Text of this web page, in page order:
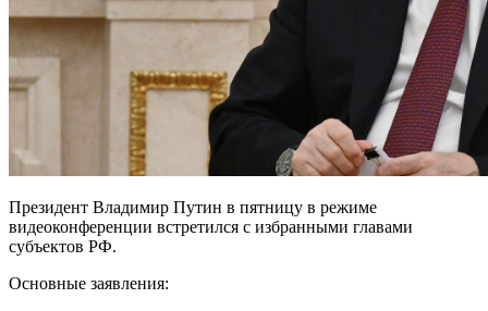
Президент Владимир Путин в пятницу в режиме
видеоконференции встретился с избранными главами
субъектов РФ.
Основные заявления: